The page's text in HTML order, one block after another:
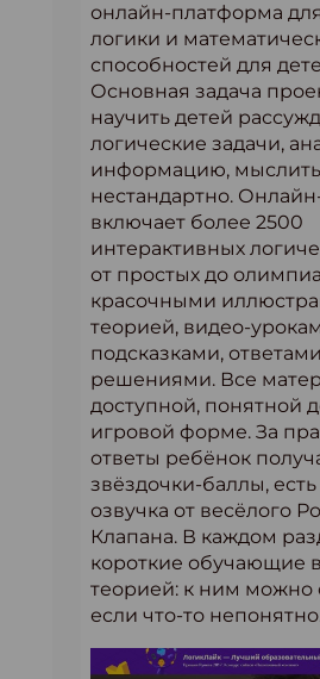
онлайн-платформа
логики и
способностей для
Основная задача
научить детей
логические задачи,
информацию, мыслить
нестандартно.
включает более 2500
интерактивных
от простых до
красочными
теорией, видео-
подсказками,
решениями. Все
доступной, понятной
игровой форме. За
ответы ребёнок
звёздочки-баллы,
озвучка от весёлого
Клапана. В каждом
короткие обучающие
теорией: к ним можно
если что-то